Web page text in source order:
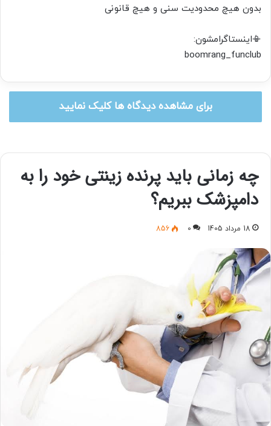
بدون هیچ محدودیت سنی و هیچ قانونی
📳اینستاگرامشون:
boomrang_funclub
برای مشاهده دیدگاه ها کلیک نمایید